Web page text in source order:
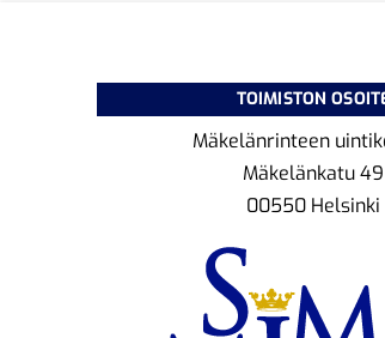
TOIMISTON
Mäkelänrinteen
Mäkelänkatu 49
00550 Helsinki